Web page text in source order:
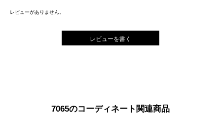
レビューがありません。
レビューを書く
7065のコーディネート関連商品